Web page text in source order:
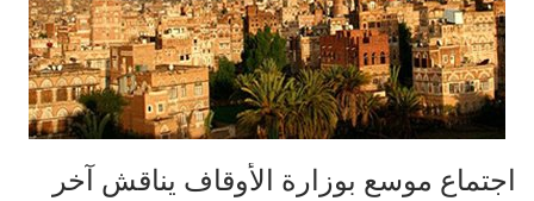
اجتماع موسع بوزارة الأوقاف يناقش آخر